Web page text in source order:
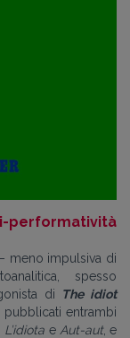
– meno impulsiva di
spesso
di The idiot
pubblicati entrambi
L’idiota e Aut-aut, e